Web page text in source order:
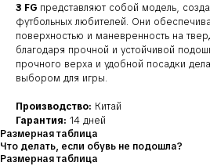
3 FG представляют собой модель,
футбольных любителей. Они
поверхностью и маневренность на
благодаря прочной и устойчивой
прочного верха и удобной посадки
выбором для игры.
Производство: Китай
Гарантия: 14 дней
Размерная таблица
Что делать, если обувь не подошла?
Размерная таблица